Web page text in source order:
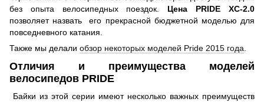
без опыта велосипедных поездок. Цена PRIDE XC-2.0
позволяет назвать его прекрасной бюджетной моделью для
повседневного катания.
Также мы делали обзор некоторых моделей Pride 2015 года.
Отличия и преимущества моделей
велосипедов PRIDE
Байки из этой серии имеют несколько важных преимуществ